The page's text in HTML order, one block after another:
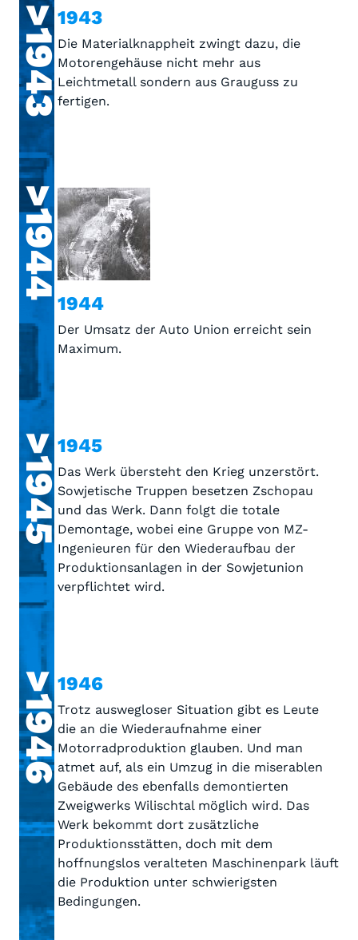
>19431943
Die Materialknappheit zwingt dazu, die
Motorengehäuse nicht mehr aus
Leichtmetall sondern aus Grauguss zu
fertigen.
>1944
1944
Der Umsatz der Auto Union erreicht sein
Maximum.
>19451945
Das Werk übersteht den Krieg unzerstört.
Sowjetische Truppen besetzen Zschopau
und das Werk. Dann folgt die totale
Demontage, wobei eine Gruppe von MZ-
Ingenieuren für den Wiederaufbau der
Produktionsanlagen in der Sowjetunion
verpflichtet wird.
>19461946
Trotz auswegloser Situation gibt es Leute
die an die Wiederaufnahme einer
Motorradproduktion glauben. Und man
atmet auf, als ein Umzug in die miserablen
Gebäude des ebenfalls demontierten
Zweigwerks Wilischtal möglich wird. Das
Werk bekommt dort zusätzliche
Produktionsstätten, doch mit dem
hoffnungslos veralteten Maschinenpark läuft
die Produktion unter schwierigsten
Bedingungen.